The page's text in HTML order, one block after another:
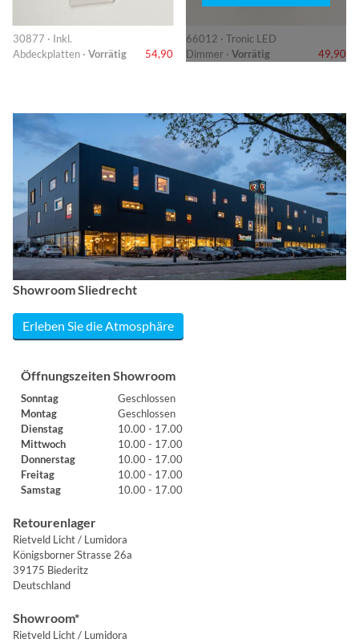
30877 · Inkl.
Abdeckplatten · Vorrätig 54,90
66012 · Tronic LED
Dimmer · Vorrätig 49,90
Showroom Sliedrecht
Erleben Sie die Atmosphäre
Öffnungszeiten Showroom
Sonntag
Geschlossen
Montag
Geschlossen
Dienstag
10.00 - 17.00
Mittwoch
10.00 - 17.00
Donnerstag
10.00 - 17.00
Freitag
10.00 - 17.00
Samstag
10.00 - 17.00
Retourenlager
Rietveld Licht / Lumidora
Königsborner Strasse 26a
39175 Biederitz
Deutschland
Showroom*
Rietveld Licht / Lumidora